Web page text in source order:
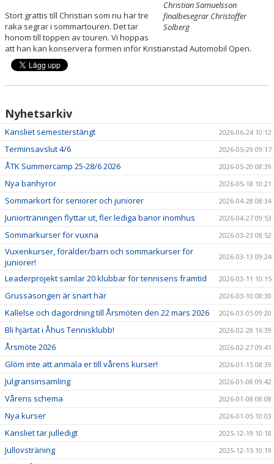
Christian Samuelsson
finalbesegrar Christoffer
Solberg
Stort grattis till Christian som nu har tre
raka segrar i sommartouren. Det tar
honom till toppen av touren. Vi hoppas
att han kan konservera formen inför Kristianstad Automobil Open.
Nyhetsarkiv
Kansliet semesterstängt 2026-06-24 10:12
Terminsavslut 4/6 2026-05-29 09:17
ÅTK Summercamp 25-28/6 2026 2026-05-20 08:39
Nya banhyror 2026-05-18 10:21
Sommarkort för seniorer och juniorer 2026-04-28 08:34
Juniorträningen flyttar ut, fler lediga banor inomhus 2026-04-27 09:53
Sommarkurser för vuxna 2026-03-23 08:52
Vuxenkurser, förälder/barn och sommarkurser för
juniorer!
2026-03-13 09:24
Leaderprojekt samlar 20 klubbar för tennisens framtid 2026-03-11 10:15
Grussäsongen är snart här 2026-03-10 08:30
Kallelse och dagordning till Årsmöten den 22 mars 2026 2026-03-05 09:20
Bli hjärtat i Åhus Tennisklubb! 2026-02-28 16:39
Årsmöte 2026 2026-02-27 09:41
Glöm inte att anmäla er till vårens kurser! 2026-01-15 08:39
Julgransinsamling 2026-01-08 09:42
Vårens schema 2026-01-08 08:08
Nya kurser 2026-01-05 10:03
Kansliet tar julledigt 2025-12-19 10:18
Jullovsträning 2025-12-15 10:19